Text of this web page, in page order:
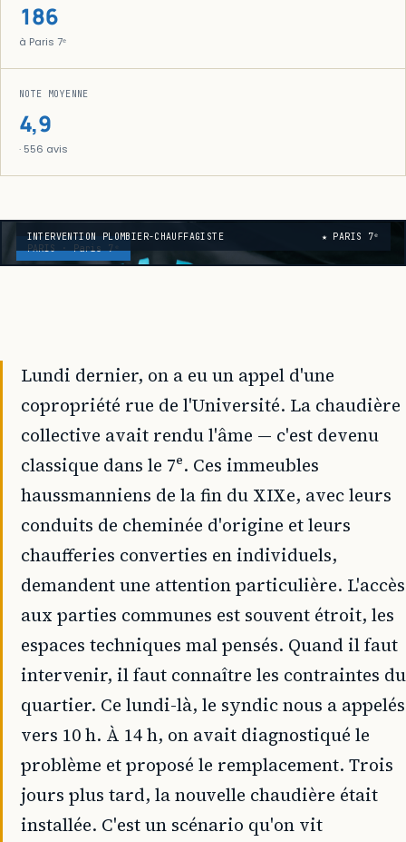
186
à Paris 7ᵉ
NOTE MOYENNE
4,9
· 556 avis
PARIS · Paris 7ᵉ
INTERVENTION PLOMBIER-CHAUFFAGISTE ★ PARIS 7ᵉ
Lundi dernier, on a eu un appel d'une
copropriété rue de l'Université. La chaudière
collective avait rendu l'âme — c'est devenu
classique dans le 7ᵉ. Ces immeubles
haussmanniens de la fin du XIXe, avec leurs
conduits de cheminée d'origine et leurs
chaufferies converties en individuels,
demandent une attention particulière. L'accès
aux parties communes est souvent étroit, les
espaces techniques mal pensés. Quand il faut
intervenir, il faut connaître les contraintes du
quartier. Ce lundi-là, le syndic nous a appelés
vers 10 h. À 14 h, on avait diagnostiqué le
problème et proposé le remplacement. Trois
jours plus tard, la nouvelle chaudière était
installée. C'est un scénario qu'on vit